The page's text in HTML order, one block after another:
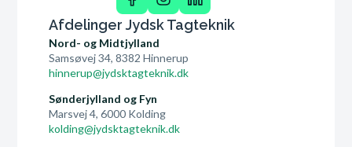
Afdelinger Jydsk Tagteknik
Nord- og Midtjylland
Samsøvej 34, 8382 Hinnerup
hinnerup@jydsktagteknik.dk
Sønderjylland og Fyn
Marsvej 4, 6000 Kolding
kolding@jydsktagteknik.dk